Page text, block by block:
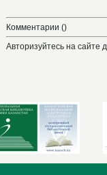
Комментарии ()
Авторизуйтесь на сайте